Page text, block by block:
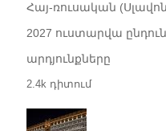
Հայ-ռուսական
2027 ուստարվա
արդյունքները
2.4k դիտում